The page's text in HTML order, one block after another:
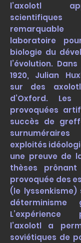
l’axolotl
laboratoire
biologie du
l’évolution.
1920, Julian
sur des
d’Oxford. Les
provoquées
succès de
exploités
une preuve de
thèses
provoquée des
(le
l’axolotl a
soviétiques de